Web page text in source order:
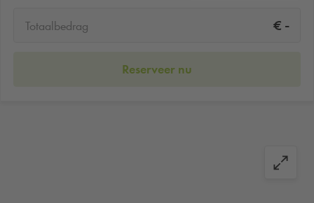
Totaalbedrag € -
Reserveer nu